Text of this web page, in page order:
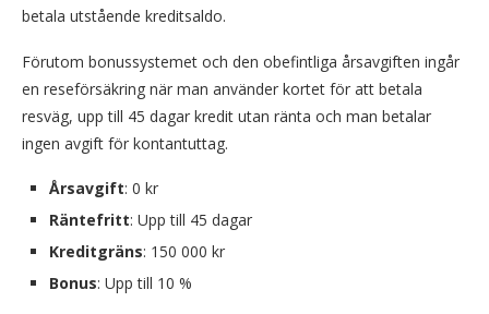
betala utstående kreditsaldo.
Förutom bonussystemet och den obefintliga årsavgiften ingår
en reseförsäkring när man använder kortet för att betala
resväg, upp till 45 dagar kredit utan ränta och man betalar
ingen avgift för kontantuttag.
Årsavgift: 0 kr
Räntefritt: Upp till 45 dagar
Kreditgräns: 150 000 kr
Bonus: Upp till 10 %